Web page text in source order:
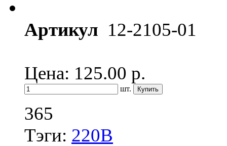
Артикул 12-2105-01
Цена: 125.00 р.
шт.
365
Тэги: 220В